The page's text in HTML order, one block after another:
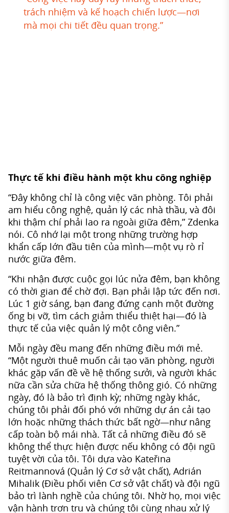
trách nhiệm và kế hoạch chiến lược—nơi
mà mọi chi tiết đều quan trọng.”
Thực tế khi điều hành một khu công nghiệp
“Đây không chỉ là công việc văn phòng. Tôi phải
am hiểu công nghệ, quản lý các nhà thầu, và đôi
khi thậm chí phải lao ra ngoài giữa đêm,” Zdenka
nói. Cô nhớ lại một trong những trường hợp
khẩn cấp lớn đầu tiên của mình—một vụ rò rỉ
nước giữa đêm.
“Khi nhận được cuộc gọi lúc nửa đêm, bạn không
có thời gian để chờ đợi. Bạn phải lập tức đến nơi.
Lúc 1 giờ sáng, bạn đang đứng cạnh một đường
ống bị vỡ, tìm cách giảm thiểu thiệt hại—đó là
thực tế của việc quản lý một công viên.”
Mỗi ngày đều mang đến những điều mới mẻ.
“Một người thuê muốn cải tạo văn phòng, người
khác gặp vấn đề về hệ thống sưởi, và người khác
nữa cần sửa chữa hệ thống thông gió. Có những
ngày, đó là bảo trì định kỳ; những ngày khác,
chúng tôi phải đối phó với những dự án cải tạo
lớn hoặc những thách thức bất ngờ—như nâng
cấp toàn bộ mái nhà. Tất cả những điều đó sẽ
không thể thực hiện được nếu không có đội ngũ
tuyệt vời của tôi. Tôi dựa vào Kateřina
Reitmannová (Quản lý Cơ sở vật chất), Adrián
Mihalik (Điều phối viên Cơ sở vật chất) và đội ngũ
bảo trì lành nghề của chúng tôi. Nhờ họ, mọi việc
vận hành trơn tru và chúng tôi cùng nhau xử lý